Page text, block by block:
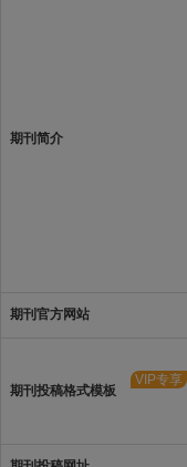
期刊简介
期刊官方网站
期刊投稿格式模板
VIP专享